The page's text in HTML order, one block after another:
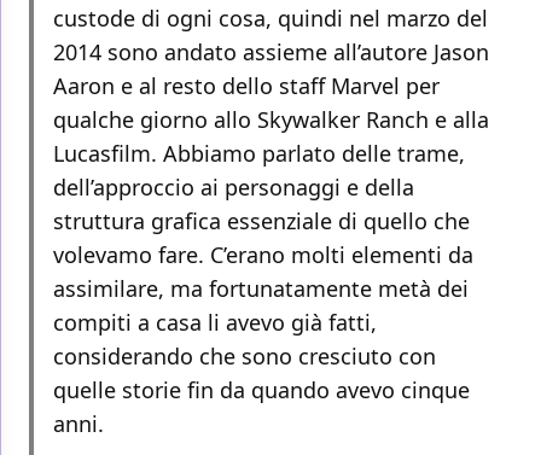
custode di ogni cosa, quindi nel marzo del
2014 sono andato assieme all’autore Jason
Aaron e al resto dello staff Marvel per
qualche giorno allo Skywalker Ranch e alla
Lucasfilm. Abbiamo parlato delle trame,
dell’approccio ai personaggi e della
struttura grafica essenziale di quello che
volevamo fare. C’erano molti elementi da
assimilare, ma fortunatamente metà dei
compiti a casa li avevo già fatti,
considerando che sono cresciuto con
quelle storie fin da quando avevo cinque
anni.